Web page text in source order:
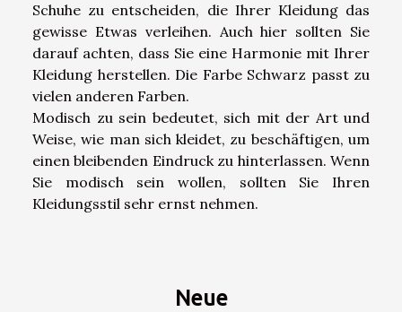
Schuhe zu entscheiden, die Ihrer Kleidung das
gewisse Etwas verleihen. Auch hier sollten Sie
darauf achten, dass Sie eine Harmonie mit Ihrer
Kleidung herstellen. Die Farbe Schwarz passt zu
vielen anderen Farben.
Modisch zu sein bedeutet, sich mit der Art und
Weise, wie man sich kleidet, zu beschäftigen, um
einen bleibenden Eindruck zu hinterlassen. Wenn
Sie modisch sein wollen, sollten Sie Ihren
Kleidungsstil sehr ernst nehmen.
Neue